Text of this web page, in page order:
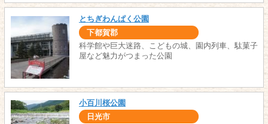
とちぎわんぱく公園
下都賀郡
科学館や巨大迷路、こどもの城、園内列車、駄菓子
屋など魅力がつまった公園
小百川桜公園
日光市